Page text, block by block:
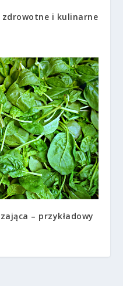
zdrowotne i kulinarne
– przykładowy